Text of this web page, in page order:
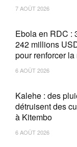
7 AOÛT 2026
Ebola en RDC :
242 millions
pour renforcer
6 AOÛT 2026
Kalehe : des
détruisent des
à Kitembo
6 AOÛT 2026